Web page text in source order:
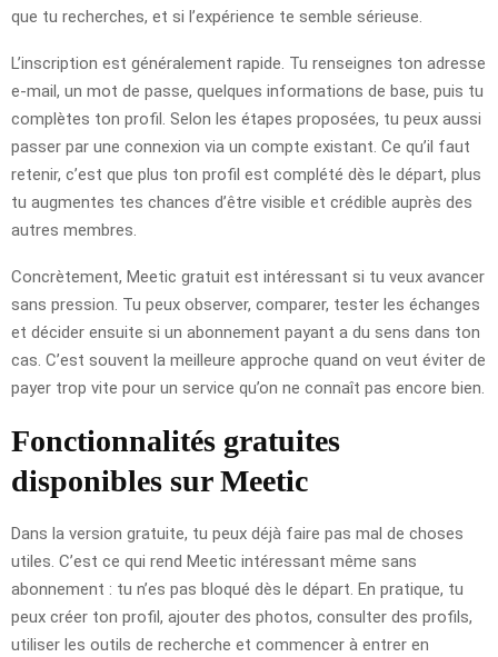
que tu recherches, et si l’expérience te semble sérieuse.
L’inscription est généralement rapide. Tu renseignes ton adresse
e-mail, un mot de passe, quelques informations de base, puis tu
complètes ton profil. Selon les étapes proposées, tu peux aussi
passer par une connexion via un compte existant. Ce qu’il faut
retenir, c’est que plus ton profil est complété dès le départ, plus
tu augmentes tes chances d’être visible et crédible auprès des
autres membres.
Concrètement, Meetic gratuit est intéressant si tu veux avancer
sans pression. Tu peux observer, comparer, tester les échanges
et décider ensuite si un abonnement payant a du sens dans ton
cas. C’est souvent la meilleure approche quand on veut éviter de
payer trop vite pour un service qu’on ne connaît pas encore bien.
Fonctionnalités gratuites
disponibles sur Meetic
Dans la version gratuite, tu peux déjà faire pas mal de choses
utiles. C’est ce qui rend Meetic intéressant même sans
abonnement : tu n’es pas bloqué dès le départ. En pratique, tu
peux créer ton profil, ajouter des photos, consulter des profils,
utiliser les outils de recherche et commencer à entrer en